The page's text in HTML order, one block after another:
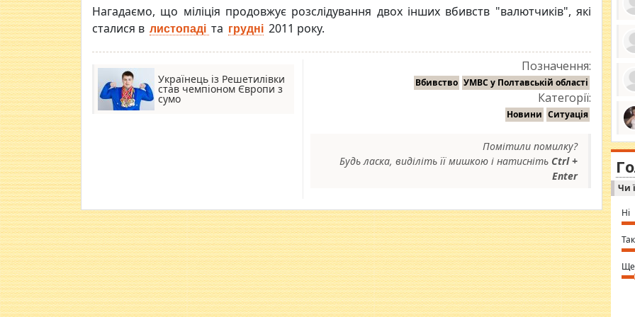
Нагадаємо, що міліція продовжує розслідування двох інших вбивств "валютчиків", які
сталися в листопаді та грудні 2011 року.
Українець із Решетилівки
став чемпіоном Європи з
сумо
Позначення:
Вбивство УМВС у Полтавській області
Категорії:
Новини Ситуація
Помітили помилку?
Будь ласка, виділіть її мишкою і натисніть Ctrl +
Enter
за
ми
in
⇒
Чи
Ні
Так
Ще